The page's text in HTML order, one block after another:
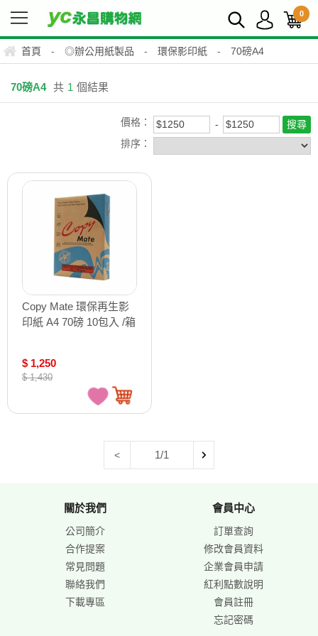
0
首頁 - ◎辦公用紙製品 - 環保影印紙 - 70磅A4
70磅A4 共 1 個結果
價格：
排序：
Copy Mate 環保再生影
印紙 A4 70磅 10包入 /箱
$ 1,250
$ 1,430
< 1/1
關於我們
公司簡介
合作提案
常見問題
聯絡我們
下載專區
會員中心
訂單查詢
修改會員資料
企業會員申請
紅利點數說明
會員註冊
忘記密碼